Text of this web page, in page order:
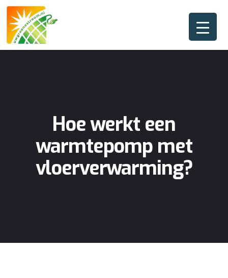
Hoe werkt een
warmtepomp met
vloerverwarming?